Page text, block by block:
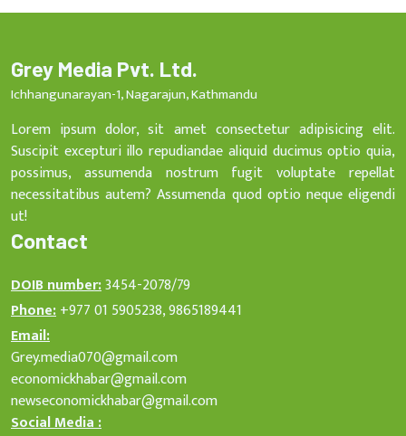
Grey Media Pvt. Ltd.
Ichhangunarayan-1, Nagarajun, Kathmandu
Lorem ipsum dolor, sit amet consectetur adipisicing elit.
Suscipit excepturi illo repudiandae aliquid ducimus optio quia,
possimus, assumenda nostrum fugit voluptate repellat
necessitatibus autem? Assumenda quod optio neque eligendi
ut!
Contact
DOIB number:3454-2078/79
Phone:+977 01 5905238, 9865189441
Email:
Grey.media070@gmail.com
economickhabar@gmail.com
newseconomickhabar@gmail.com
Social Media :